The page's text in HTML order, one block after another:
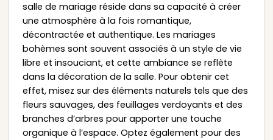
salle de mariage réside dans sa capacité à créer
une atmosphère à la fois romantique,
décontractée et authentique. Les mariages
bohèmes sont souvent associés à un style de vie
libre et insouciant, et cette ambiance se reflète
dans la décoration de la salle. Pour obtenir cet
effet, misez sur des éléments naturels tels que des
fleurs sauvages, des feuillages verdoyants et des
branches d’arbres pour apporter une touche
organique à l’espace. Optez également pour des